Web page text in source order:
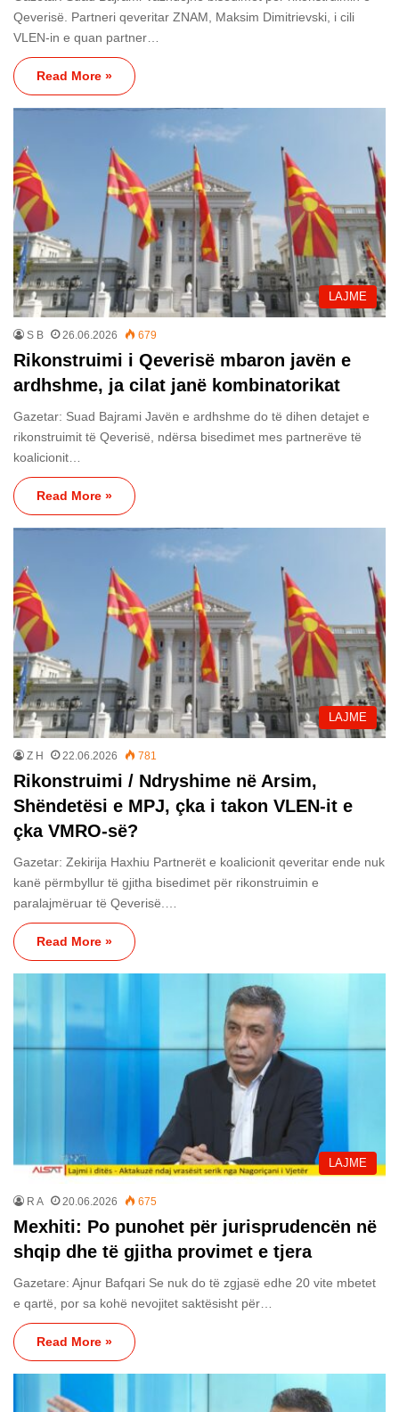
Qeverisë. Partneri qeveritar ZNAM, Maksim Dimitrievski, i cili
VLEN-in e quan partner…
Read More »
LAJME
S B 26.06.2026 679
Rikonstruimi i Qeverisë mbaron javën e
ardhshme, ja cilat janë kombinatorikat
Gazetar: Suad Bajrami Javën e ardhshme do të dihen detajet e
rikonstruimit të Qeverisë, ndërsa bisedimet mes partnerëve të
koalicionit…
Read More »
LAJME
Z H 22.06.2026 781
Rikonstruimi / Ndryshime në Arsim,
Shëndetësi e MPJ, çka i takon VLEN-it e
çka VMRO-së?
Gazetar: Zekirija Haxhiu Partnerët e koalicionit qeveritar ende nuk
kanë përmbyllur të gjitha bisedimet për rikonstruimin e
paralajmëruar të Qeverisë.…
Read More »
LAJME
R A 20.06.2026 675
Mexhiti: Po punohet për jurisprudencën në
shqip dhe të gjitha provimet e tjera
Gazetare: Ajnur Bafqari Se nuk do të zgjasë edhe 20 vite mbetet
e qartë, por sa kohë nevojitet saktësisht për…
Read More »